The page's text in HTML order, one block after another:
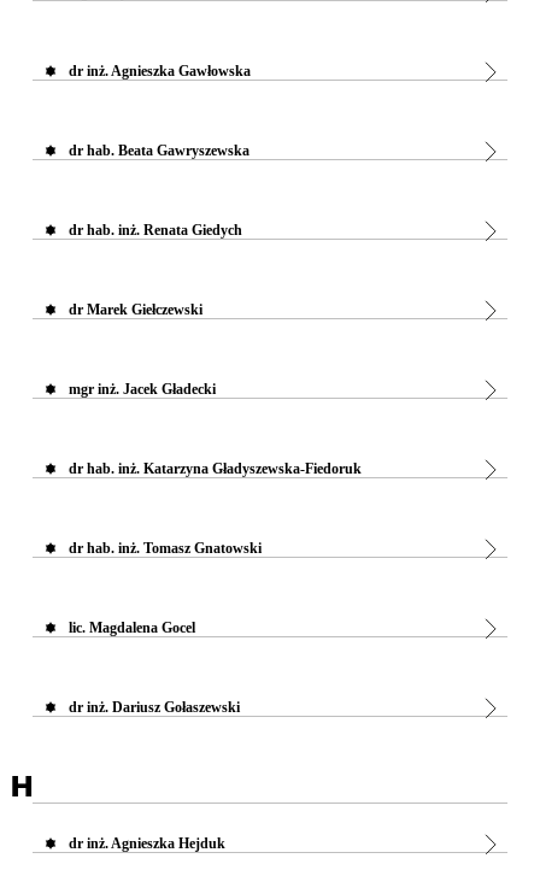
dr inż. Agnieszka Gawłowska
dr hab. Beata Gawryszewska
dr hab. inż. Renata Giedych
dr Marek Giełczewski
mgr inż. Jacek Gładecki
dr hab. inż. Katarzyna Gładyszewska-Fiedoruk
dr hab. inż. Tomasz Gnatowski
lic. Magdalena Gocel
dr inż. Dariusz Gołaszewski
H
dr inż. Agnieszka Hejduk